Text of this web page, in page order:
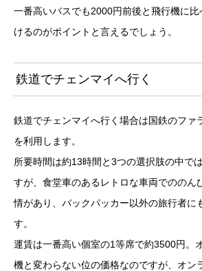
一番高いバスでも2000円前後と飛行機に
けるのがポイントと言えるでしょう。
鉄道でチェンマイへ行く
鉄道でチェンマイへ行く場合は国鉄のファ
を利用します。
所要時間は約13時間と3つの選択肢の中で
すが、食堂車のあるレトロな車両でののん
情があり、バックパッカー以外の旅行者に
す。
運賃は一番高い個室の1等席で約3500円。
機と変わらない位の価格なのですが、オン